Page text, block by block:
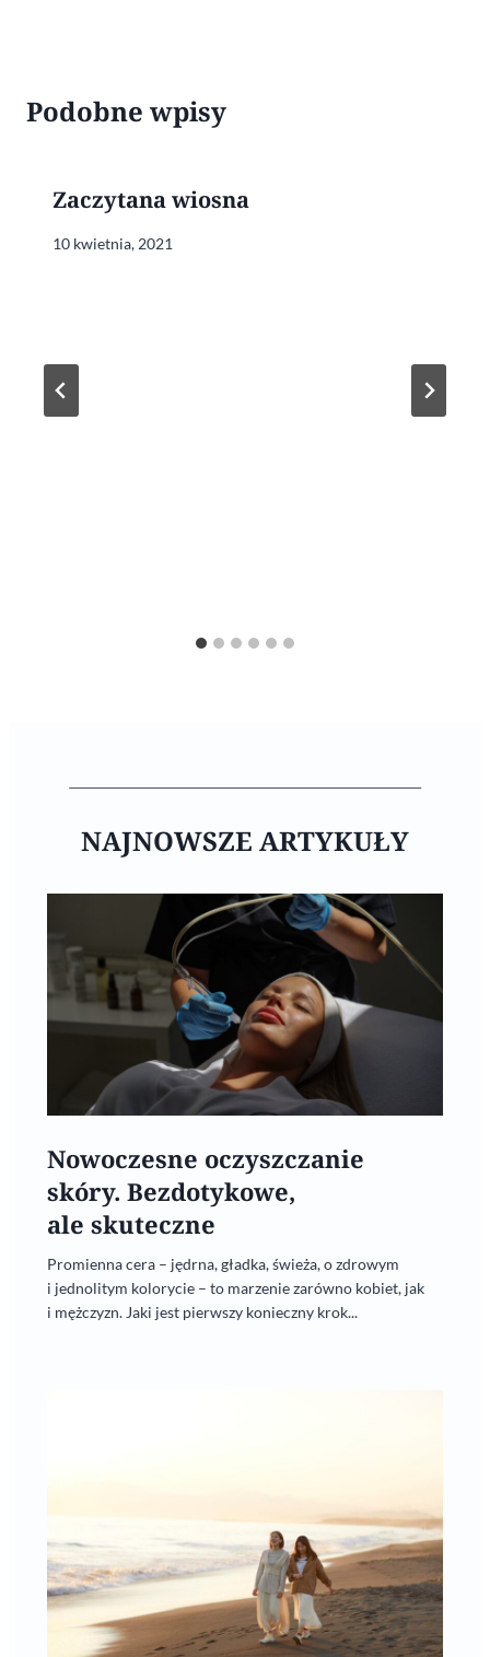
Podobne wpisy
Zaczytana wiosna
10 kwietnia, 2021
NAJNOWSZE ARTYKUŁY
Nowoczesne oczyszczanie
skóry. Bezdotykowe,
ale skuteczne
Promienna cera – jędrna, gładka, świeża, o zdrowym
i jednolitym kolorycie – to marzenie zarówno kobiet, jak
i mężczyzn. Jaki jest pierwszy konieczny krok...